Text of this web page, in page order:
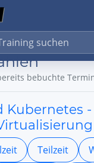
bebuchte
Kubernetes
Teilzeit